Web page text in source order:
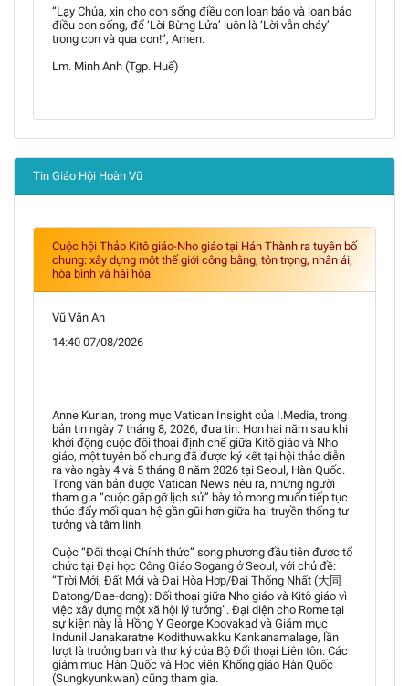
“Lạy Chúa, xin cho con sống điều con loan báo và loan báo
điều con sống, để ‘Lời Bừng Lửa’ luôn là ‘Lời vẫn cháy’
trong con và qua con!”, Amen.
Lm. Minh Anh (Tgp. Huế)
Tin Giáo Hội Hoàn Vũ
Cuộc hội Thảo Kitô giáo-Nho giáo tại Hán Thành ra tuyên bố
chung: xây dựng một thế giới công bằng, tôn trọng, nhân ái,
hòa bình và hài hòa
Vũ Văn An
14:40 07/08/2026
Anne Kurian, trong mục Vatican Insight của I.Media, trong
bản tin ngày 7 tháng 8, 2026, đưa tin: Hơn hai năm sau khi
khởi động cuộc đối thoại định chế giữa Kitô giáo và Nho
giáo, một tuyên bố chung đã được ký kết tại hội thảo diễn
ra vào ngày 4 và 5 tháng 8 năm 2026 tại Seoul, Hàn Quốc.
Trong văn bản được Vatican News nêu ra, những người
tham gia “cuộc gặp gỡ lịch sử” bày tỏ mong muốn tiếp tục
thúc đẩy mối quan hệ gần gũi hơn giữa hai truyền thống tư
tưởng và tâm linh.
Cuộc “Đối thoại Chính thức” song phương đầu tiên được tổ
chức tại Đại học Công Giáo Sogang ở Seoul, với chủ đề:
“Trời Mới, Đất Mới và Đại Hòa Hợp/Đại Thống Nhất (大同
Datong/Dae-dong): Đối thoại giữa Nho giáo và Kitô giáo vì
việc xây dựng một xã hội lý tưởng”. Đại diện cho Rome tại
sự kiện này là Hồng Y George Koovakad và Giám mục
Indunil Janakaratne Kodithuwakku Kankanamalage, lần
lượt là trưởng ban và thư ký của Bộ Đối thoại Liên tôn. Các
giám mục Hàn Quốc và Học viện Khổng giáo Hàn Quốc
(Sungkyunkwan) cũng tham gia.